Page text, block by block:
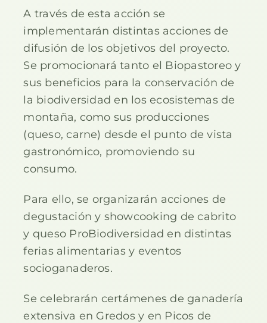
A través de esta acción se
implementarán distintas acciones de
difusión de los objetivos del proyecto.
Se promocionará tanto el Biopastoreo y
sus beneficios para la conservación de
la biodiversidad en los ecosistemas de
montaña, como sus producciones
(queso, carne) desde el punto de vista
gastronómico, promoviendo su
consumo.
Para ello, se organizarán acciones de
degustación y showcooking de cabrito
y queso ProBiodiversidad en distintas
ferias alimentarias y eventos
socioganaderos.
Se celebrarán certámenes de ganadería
extensiva en Gredos y en Picos de